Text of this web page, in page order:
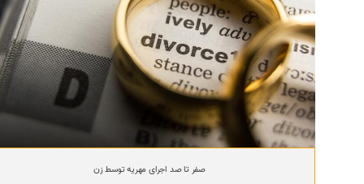
صفر تا صد اجرای مهریه توسط زن